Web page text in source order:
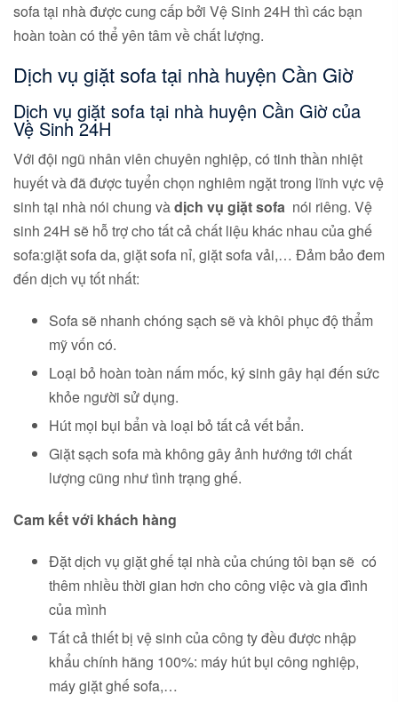
sofa tại nhà được cung cấp bởi Vệ Sinh 24H thì các bạn
hoàn toàn có thể yên tâm về chất lượng.
Dịch vụ giặt sofa tại nhà huyện Cần Giờ
Dịch vụ giặt sofa tại nhà huyện Cần Giờ của
Vệ Sinh 24H
Với đội ngũ nhân viên chuyên nghiệp, có tinh thần nhiệt
huyết và đã được tuyển chọn nghiêm ngặt trong lĩnh vực vệ
sinh tại nhà nói chung vàdịch vụ giặt sofa nói riêng. Vệ
sinh 24H sẽ hỗ trợ cho tất cả chất liệu khác nhau của ghế
sofa:giặt sofa da, giặt sofa nỉ, giặt sofa vải,… Đảm bảo đem
đến dịch vụ tốt nhất:
Sofa sẽ nhanh chóng sạch sẽ và khôi phục độ thẩm
mỹ vốn có.
Loại bỏ hoàn toàn nấm mốc, ký sinh gây hại đến sức
khỏe người sử dụng.
Hút mọi bụi bẩn và loại bỏ tất cả vết bẩn.
Giặt sạch sofa mà không gây ảnh hướng tới chất
lượng cũng như tình trạng ghế.
Cam kết với khách hàng
Đặt dịch vụ giặt ghế tại nhà của chúng tôi bạn sẽ có
thêm nhiều thời gian hơn cho công việc và gia đình
của mình
Tất cả thiết bị vệ sinh của công ty đều được nhập
khẩu chính hãng 100%: máy hút bụi công nghiệp,
máy giặt ghế sofa,…